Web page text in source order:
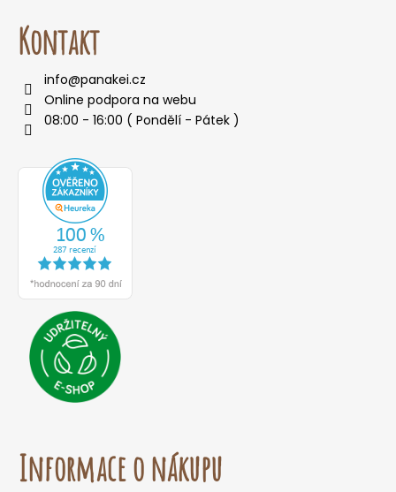
Kontakt
info@panakei.cz
Online podpora na webu
08:00 - 16:00 ( Pondělí - Pátek )
Informace o nákupu